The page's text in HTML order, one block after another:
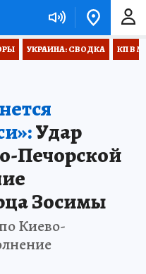
УКРАИНА: СВОДКА КП В
Удар
Печорской
Зосимы
Киево-